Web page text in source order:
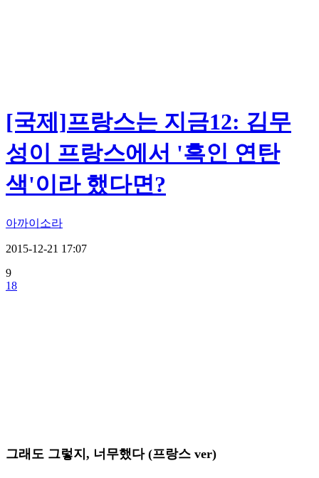
[국제]프랑스는 지금12: 김무
성이 프랑스에서 '흑인 연탄
색'이라 했다면?
아까이소라
2015-12-21 17:07
9
18
그래도 그렇지, 너무했다 (프랑스 ver)